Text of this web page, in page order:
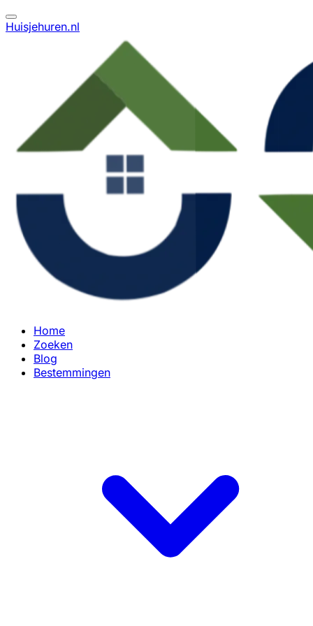
Huisjehuren.nl
Home
Zoeken
Blog
Bestemmingen